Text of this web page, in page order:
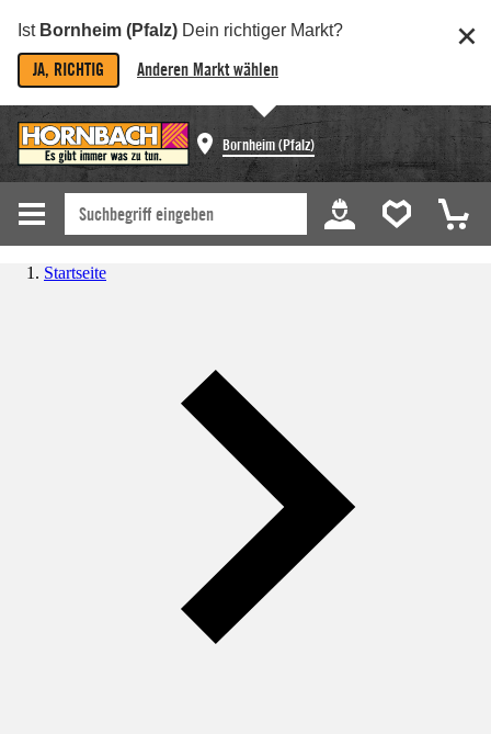
Ist Bornheim (Pfalz) Dein richtiger Markt?
JA, RICHTIG Anderen Markt wählen
Bornheim (Pfalz)
Startseite